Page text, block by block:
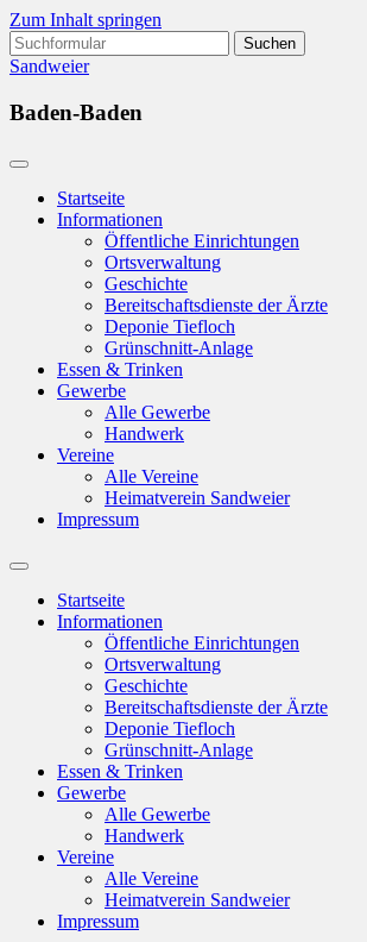
Zum Inhalt springen
Suchen
nach:
Sandweier
Baden-Baden
Startseite
Informationen
Öffentliche Einrichtungen
Ortsverwaltung
Geschichte
Bereitschaftsdienste der Ärzte
Deponie Tiefloch
Grünschnitt-Anlage
Essen & Trinken
Gewerbe
Alle Gewerbe
Handwerk
Vereine
Alle Vereine
Heimatverein Sandweier
Impressum
Suchfeld
ein-/ausblenden
Startseite
Informationen
Öffentliche Einrichtungen
Ortsverwaltung
Geschichte
Bereitschaftsdienste der Ärzte
Deponie Tiefloch
Grünschnitt-Anlage
Essen & Trinken
Gewerbe
Alle Gewerbe
Handwerk
Vereine
Alle Vereine
Heimatverein Sandweier
Impressum